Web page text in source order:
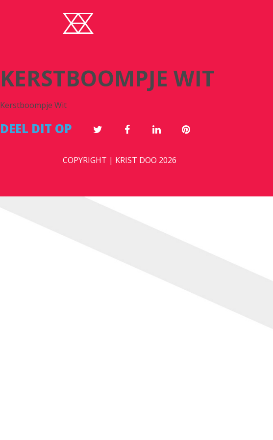
KERSTBOOMPJE WIT
Kerstboompje Wit
DEEL DIT OP
COPYRIGHT | KRIST DOO 2026